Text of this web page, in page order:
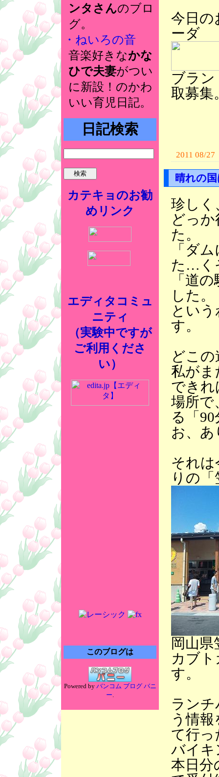
ンタさんのブロ
グ。
・ねいろの音
音楽好きなかな
ひで夫妻がつい
に新設！のかわ
いい育児日記。
日記検索
カテキョのお勧
めリンク
エディタコミュ
ニティ
（実験中ですが
ご利用くださ
い）
このブログは
Powered by バンコム ブログ バニ
ー.
今日
ーダ
ブラン
取募集
2011 08/27
晴れの
珍しく
どっ
た。
「ダ
た…く
「道
した。
とい
す。
どこ
私がま
でき
場所で
る「
お、
それ
りの
岡山
カブ
す。
ラン
う情
て行
バイキ
本日分